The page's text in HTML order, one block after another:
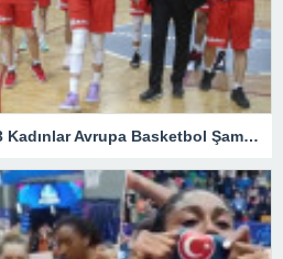
A Milli Takım’ın FIBA 2023 Kadınlar Avrupa Basketbol Şampiyonası’nda programı belli oldu – Son Dakika Spor Haberleri